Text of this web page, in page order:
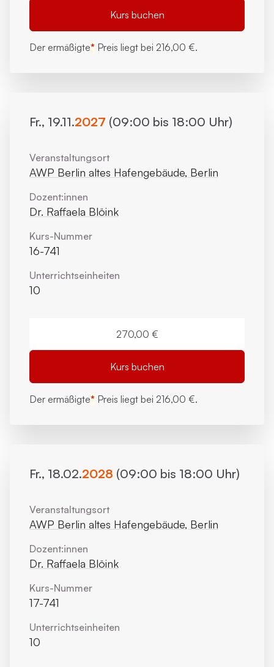
Kurs buchen
Der ermäßigte* Preis liegt bei 216,00 €.
Fr., 19.11.2027 (09:00 bis 18:00 Uhr)
Veranstaltungsort
AWP Berlin altes Hafengebäude, Berlin
Dozent:innen
Dr. Raffaela Blöink
Kurs-Nummer
16-741
Unterrichts­einheiten
10
270,00 €
Kurs buchen
Der ermäßigte* Preis liegt bei 216,00 €.
Fr., 18.02.2028 (09:00 bis 18:00 Uhr)
Veranstaltungsort
AWP Berlin altes Hafengebäude, Berlin
Dozent:innen
Dr. Raffaela Blöink
Kurs-Nummer
17-741
Unterrichts­einheiten
10